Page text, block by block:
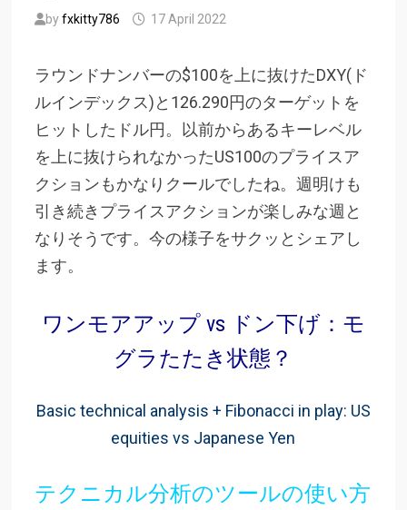
byfxkitty786 17 April 2022
ラウンドナンバーの$100を上に抜けたDXY(ド
ルインデックス)と126.290円のターゲットを
ヒットしたドル円。以前からあるキーレベル
を上に抜けられなかったUS100のプライスア
クションもかなりクールでしたね。週明けも
引き続きプライスアクションが楽しみな週と
なりそうです。今の様子をサクッとシェアし
ます。
ワンモアアップ vs ドン下げ：モ
グラたたき状態？
Basic technical analysis + Fibonacci in play: US
equities vs Japanese Yen
テクニカル分析のツールの使い方